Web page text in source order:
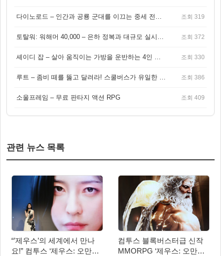
다이노로드 – 인간과 공룡 군대를 이끄는 중세 전략 액션 RPG 조회 319
토탈워: 워해머 40,000 – 은하 정복과 대규모 실시간 전투가 결합된 전략 게임! 조회 372
셰이디 잡 – 살아 움직이는 가방을 운반하는 4인 협동 물리 어드벤처 게임 조회 330
루트 – 좀비 떼를 뚫고 달려라! 스쿨버스가 유일한 집이 되는 4인 협동 생존 게임 조회 386
소울프레임 – 무료 판타지 액션 RPG 조회 409
관련 뉴스 목록
“’제우스’의 세계에서 만나
요!” 컴투스 ‘제우스: 오만의
컴투스 블록버스터급 신작
MMORPG ‘제우스: 오만의